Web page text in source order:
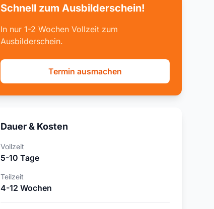
Schnell zum Ausbilderschein!
In nur 1-2 Wochen Vollzeit zum
Ausbilderschein.
Termin ausmachen
Dauer & Kosten
Vollzeit
5-10 Tage
Teilzeit
4-12 Wochen